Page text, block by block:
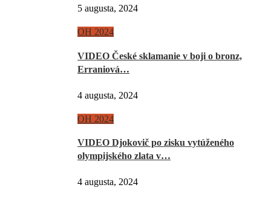
5 augusta, 2024
OH 2024
VIDEO České sklamanie v boji o bronz,
Erraniová…
4 augusta, 2024
OH 2024
VIDEO Djokovič po zisku vytúženého
olympijského zlata v…
4 augusta, 2024